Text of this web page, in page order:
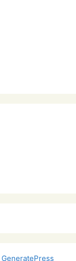
GeneratePress